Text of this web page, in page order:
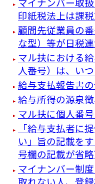
印紙税法上は課
顧問先従業員の
な型）等が日税
マル扶における
人番号）は、い
給与支払報告書
給与所得の源泉
マル扶に個人番
「給与支払者に
い」旨の記載を
号欄の記載が省
マイナンバー制